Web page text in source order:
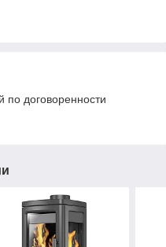
по договоренности